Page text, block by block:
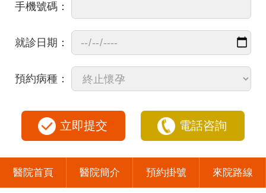
手機號碼：
就診日期：
預約病種：
立即提交 電話咨詢
醫院首頁 醫院簡介 預約掛號 來院路線